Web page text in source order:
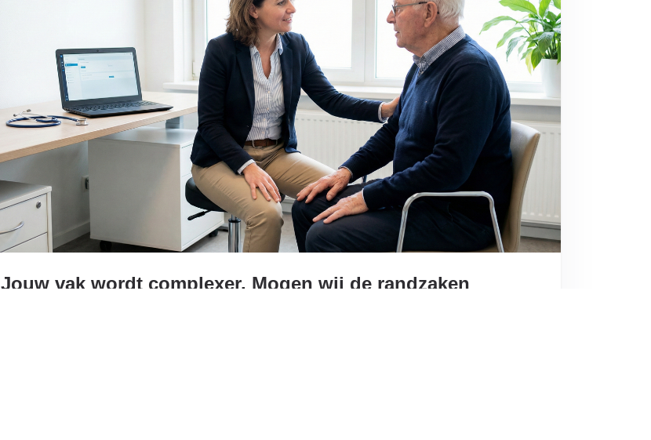
Jouw vak wordt complexer. Mogen wij de randzaken